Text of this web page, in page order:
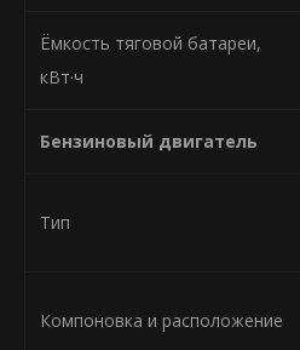
Ёмкость тяговой батареи,
кВт·ч
Бензиновый двигатель
Тип
Компоновка и расположение